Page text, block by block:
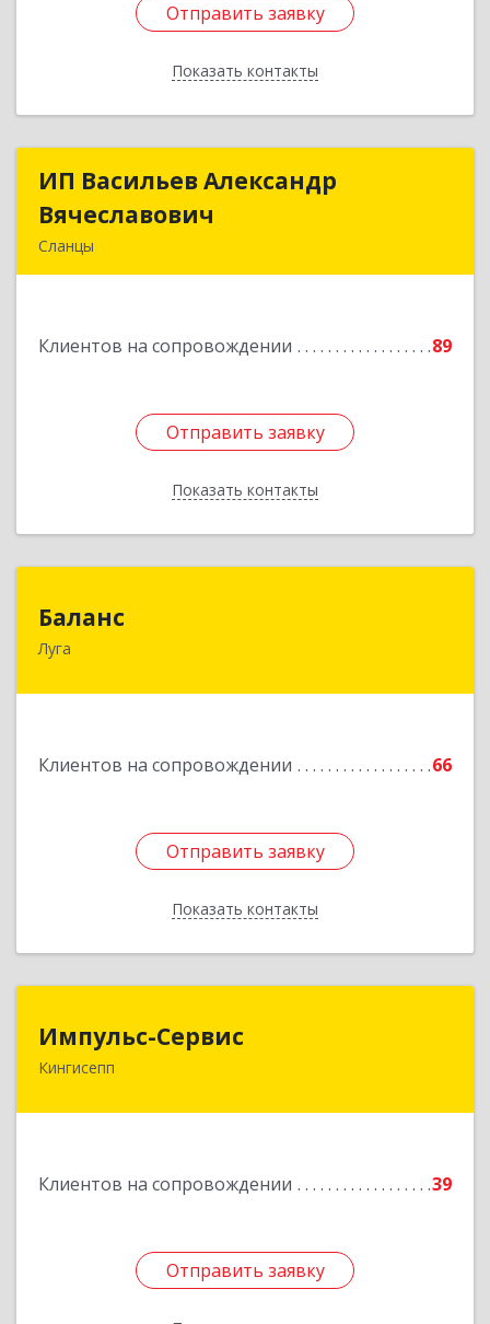
Отправить заявку
Показать контакты
Отправить заявку
Назад
ИП Васильев Александр
Вячеславович
Сланцы
Клиентов на сопровождении 89
Отправить заявку
Показать контакты
ИП Васильев Александр
Подробнее
Отправить заявку
Назад
Баланс
Луга
Клиентов на сопровождении 66
Отправить заявку
Показать контакты
188230, Ленинградская обл, Луга г, Урицкого
Отправить заявку
Назад
Импульс-Сервис
Кингисепп
Клиентов на сопровождении 39
Отправить заявку
188480, Ленинградская обл, Кингисеппский р-н,
Отправить заявку